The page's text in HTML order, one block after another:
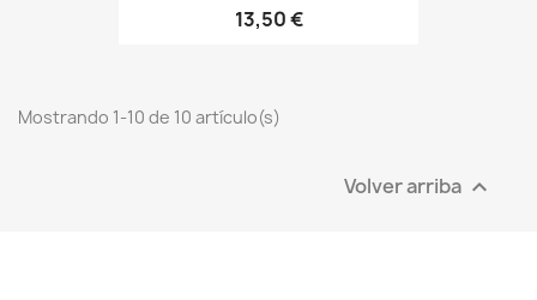
13,50 €
Mostrando 1-10 de 10 artículo(s)
Volver arriba 